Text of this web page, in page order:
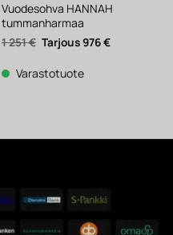
Vuodesohva HANNAH
tummanharmaa
1 251€ Alkuperäinen
hinta
1
251 €.
976€Nykyinen
Varastotuote